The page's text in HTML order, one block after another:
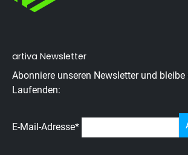
artiva Newsletter
Abonniere unseren Newsletter und
Laufenden:
E-Mail-Adresse*